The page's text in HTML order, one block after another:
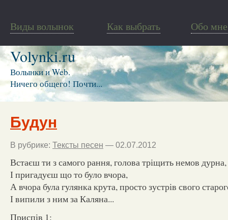
Виды волынок Как выбрать Обо мне
Volynki.ru
Волынки и Web.
Ничего общего! Почти...
Будун
В рубрике: Тексты песен — 02.07.2012
Встаєш ти з самого рання, голова тріщить немов дурна,
І пригадуєш що то було вчора,
А вчора була гулянка крута, просто зустрів свого
І випили з ним за Каляна...
Приспів 1: